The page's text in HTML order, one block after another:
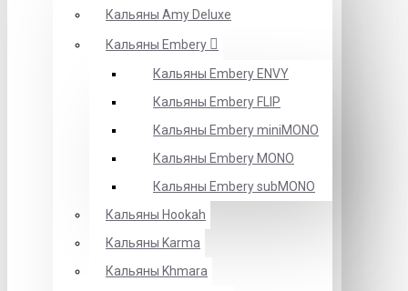
Кальяны Amy Deluxe
Кальяны Embery
Кальяны Embery ENVY
Кальяны Embery FLIP
Кальяны Embery miniMONO
Кальяны Embery MONO
Кальяны Embery subMONO
Кальяны Hookah
Кальяны Karma
Кальяны Khmara